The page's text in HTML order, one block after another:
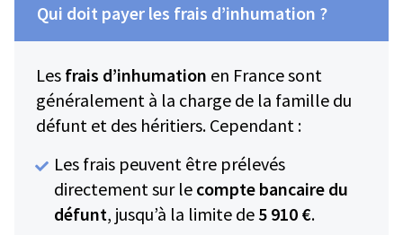
Qui doit payer les frais d’inhumation ?
Les frais d’inhumation en France sont
généralement à la charge de la famille du
défunt et des héritiers. Cependant :
Les frais peuvent être prélevés
directement sur le compte bancaire du
défunt, jusqu’à la limite de 5 910 €.